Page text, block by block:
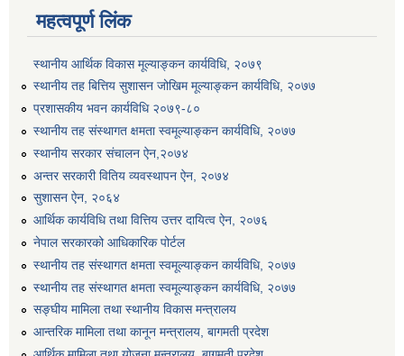
महत्वपूर्ण लिंक
स्थानीय आर्थिक विकास मूल्याङ्कन कार्यविधि, २०७९
स्थानीय तह बित्तिय सुशासन जोखिम मूल्याङ्कन कार्यविधि, २०७७
प्रशासकीय भवन कार्यविधि २०७९-८०
स्थानीय तह संस्थागत क्षमता स्वमूल्याङ्कन कार्यविधि, २०७७
स्थानीय सरकार संचालन ऐन,२०७४
अन्तर सरकारी वितिय व्यवस्थापन ऐन, २०७४
सुशासन ऐन, २०६४
आर्थिक कार्यविधि तथा वित्तिय उत्तर दायित्व ऐन, २०७६
नेपाल सरकारको आधिकारिक पोर्टल
स्थानीय तह संस्थागत क्षमता स्वमूल्याङ्कन कार्यविधि, २०७७
स्थानीय तह संस्थागत क्षमता स्वमूल्याङ्कन कार्यविधि, २०७७
सङ्घीय मामिला तथा स्थानीय विकास मन्त्रालय
आन्तरिक मामिला तथा कानून मन्त्रालय, बागमती प्रदेश